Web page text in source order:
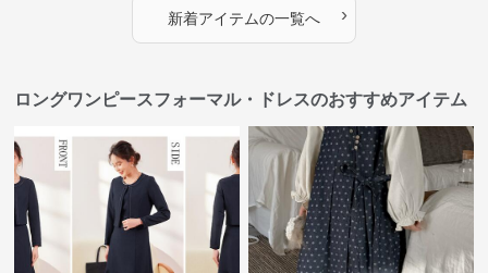
新着アイテムの一覧へ ›
ロングワンピースフォーマル・ドレスのおすすめアイテム